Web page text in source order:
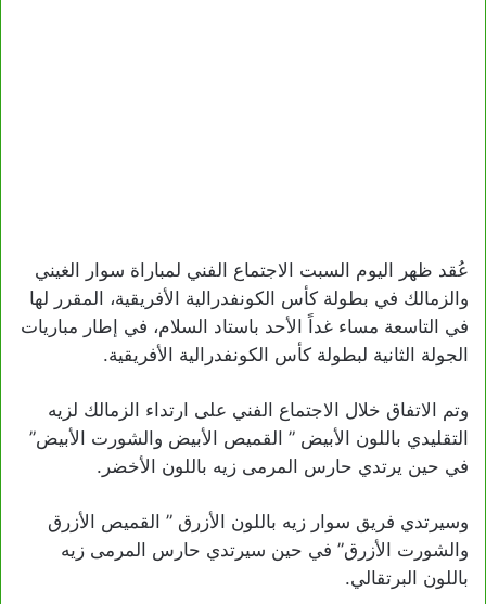
عُقد ظهر اليوم السبت الاجتماع الفني لمباراة سوار الغيني
والزمالك في بطولة كأس الكونفدرالية الأفريقية، المقرر لها
في التاسعة مساء غداً الأحد باستاد السلام، في إطار مباريات
الجولة الثانية لبطولة كأس الكونفدرالية الأفريقية.
وتم الاتفاق خلال الاجتماع الفني على ارتداء الزمالك لزيه
التقليدي باللون الأبيض ” القميص الأبيض والشورت الأبيض”
في حين يرتدي حارس المرمى زيه باللون الأخضر.
وسيرتدي فريق سوار زيه باللون الأزرق ” القميص الأزرق
والشورت الأزرق” في حين سيرتدي حارس المرمى زيه
باللون البرتقالي.